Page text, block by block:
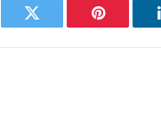
Twitter Pinterest